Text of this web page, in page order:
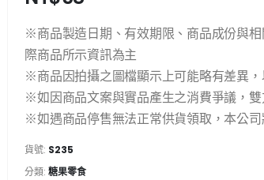
※商品製造日期、有效期限、商品成份與
際商品所示資訊為主
※商品因拍攝之圖檔顯示上可能略有差異
※如因商品文案與實品產生之消費爭議，
※如遇商品停售無法正常供貨領取，本公
貨號: S235
分類:糖果零食